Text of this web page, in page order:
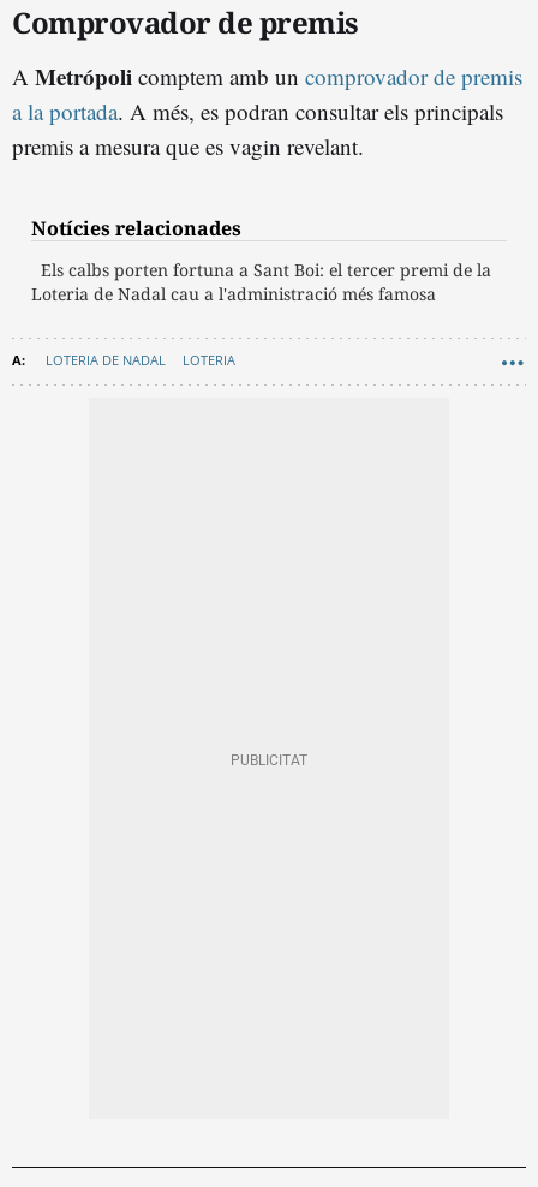
Comprovador de premis
A Metrópoli comptem amb un comprovador de premis
a la portada. A més, es podran consultar els principals
premis a mesura que es vagin revelant.
Notícies relacionades
Els calbs porten fortuna a Sant Boi: el tercer premi de la
Loteria de Nadal cau a l'administració més famosa
LOTERIA DE NADAL LOTERIA